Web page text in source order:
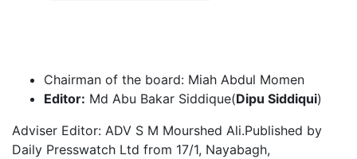
Chairman of the board: Miah Abdul Momen
Editor: Md Abu Bakar Siddique(Dipu Siddiqui)
Adviser Editor: ADV S M Mourshed Ali.Published by
Daily Presswatch Ltd from 17/1, Nayabagh,